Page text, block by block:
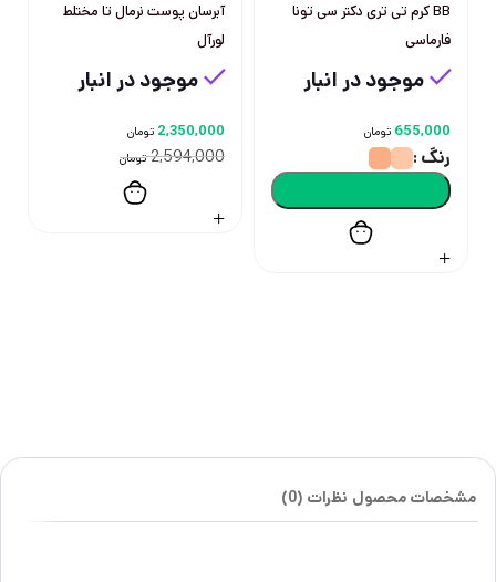
BB کرم تی تری دکتر سی تونا
فارماسی
موجود در انبار
655,000 تومان
رنگ
آبرسان پوست نرمال تا مختلط
لورآل
موجود در انبار
2,594,000 تومان
2,350,000 تومان
مشخصات محصول نظرات (0)